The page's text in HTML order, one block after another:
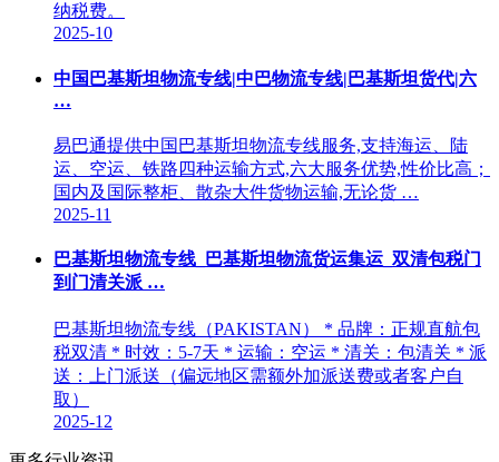
纳税费。
2025-10
中国巴基斯坦物流专线|中巴物流专线|巴基斯坦货代|六
…
易巴通提供中国巴基斯坦物流专线服务,支持海运、陆
运、空运、铁路四种运输方式,六大服务优势,性价比高；
国内及国际整柜、散杂大件货物运输,无论货 …
2025-11
巴基斯坦物流专线_巴基斯坦物流货运集运_双清包税门
到门清关派 …
巴基斯坦物流专线（PAKISTAN） * 品牌：正规直航包
税双清 * 时效：5-7天 * 运输：空运 * 清关：包清关 * 派
送：上门派送（偏远地区需额外加派送费或者客户自
取）
2025-12